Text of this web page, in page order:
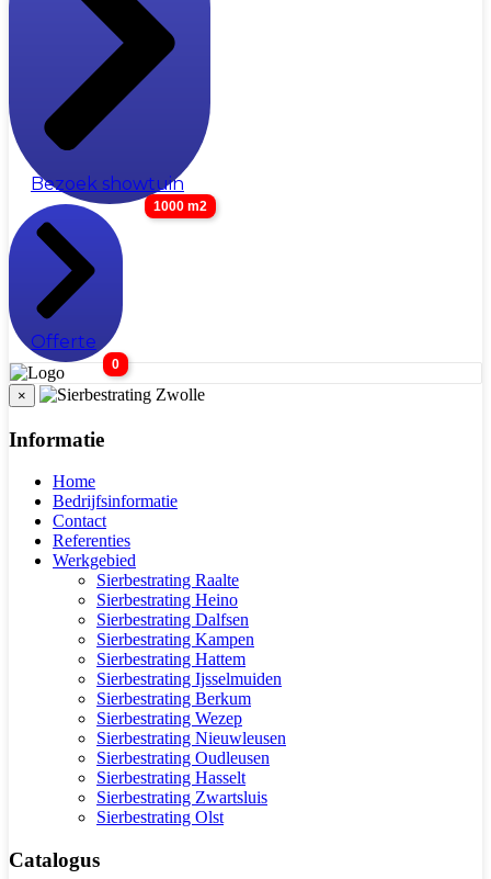
Bezoek showtuin
1000 m2
Offerte
0
×
Informatie
Home
Bedrijfsinformatie
Contact
Referenties
Werkgebied
Sierbestrating Raalte
Sierbestrating Heino
Sierbestrating Dalfsen
Sierbestrating Kampen
Sierbestrating Hattem
Sierbestrating Ijsselmuiden
Sierbestrating Berkum
Sierbestrating Wezep
Sierbestrating Nieuwleusen
Sierbestrating Oudleusen
Sierbestrating Hasselt
Sierbestrating Zwartsluis
Sierbestrating Olst
Catalogus